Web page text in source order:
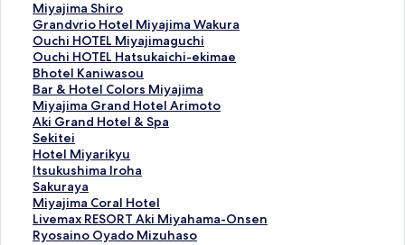
a
j
i
m
a
M
o
r
i
n
o
Y
a
d
o
m
i
l
y
L
o
d
g
e
H
a
t
a
g
o
i
v
e
m
a
x
R
e
s
o
r
t
M
i
y
Miyajima Shiro
M
i
y
a
j
i
m
a
S
h
i
r
o
の
ペ
Grandvrio Hotel Miyajima Wakura
G
r
a
n
d
v
r
i
o
H
o
t
e
l
Ouchi HOTEL Miyajimaguchi
O
u
c
h
i
H
O
T
E
L
M
i
y
Ouchi HOTEL Hatsukaichi-ekimae
O
u
c
h
i
H
O
T
E
L
H
a
Bhotel Kaniwasou
B
h
o
t
e
l
K
a
n
i
w
Bar & Hotel Colors Miyajima
B
a
r
&
H
o
t
e
l
C
Miyajima Grand Hotel Arimoto
M
i
y
a
j
i
m
a
G
Aki Grand Hotel & Spa
A
k
i
G
r
a
n
d
Sekitei
S
e
k
i
t
e
i
Hotel Miyarikyu
H
o
t
e
l
M
Itsukushima Iroha
I
t
s
u
k
Sakuraya
S
a
k
u
Miyajima Coral Hotel
M
i
y
Livemax RESORT Aki Miyahama-Onsen
L
iRyosaino Oyado Mizuhaso
R